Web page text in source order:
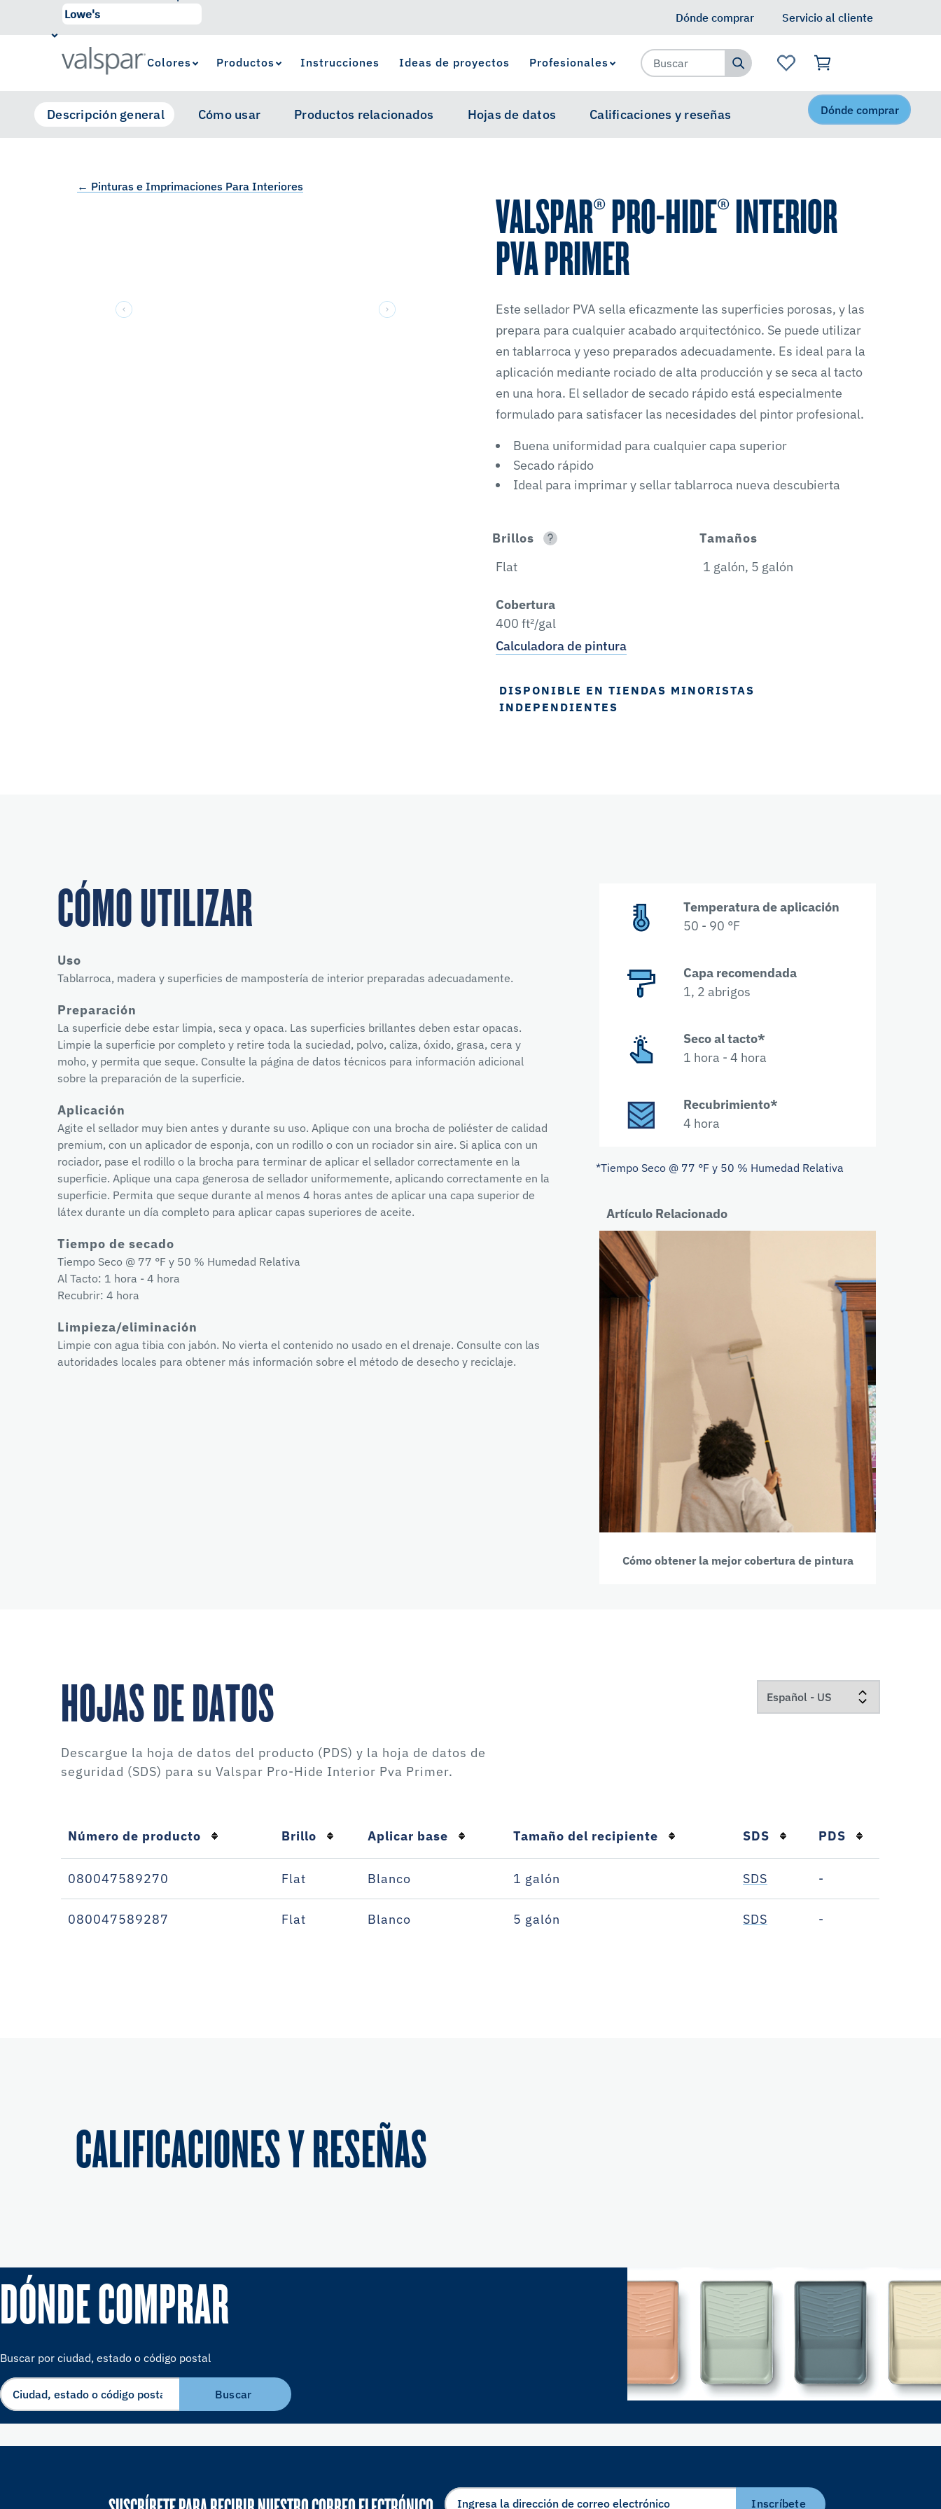
Dónde comprar
Servicio al cliente
Colores Productos Instrucciones Ideas de proyectos Profesionales
se ha agregado a favoritos. Ver Favoritos
Descripción general Cómo usar Productos relacionados Hojas de datos Calificaciones y reseñas Dónde comprar
← Pinturas e Imprimaciones Para Interiores VALSPAR® PRO-HIDE® INTERIOR
PVA PRIMER
Este sellador PVA sella eficazmente las superficies porosas, y las
prepara para cualquier acabado arquitectónico. Se puede utilizar
en tablarroca y yeso preparados adecuadamente. Es ideal para la
aplicación mediante rociado de alta producción y se seca al tacto
en una hora. El sellador de secado rápido está especialmente
formulado para satisfacer las necesidades del pintor profesional.
Buena uniformidad para cualquier capa superior
Secado rápido
Ideal para imprimar y sellar tablarroca nueva descubierta
Brillos
Flat
Tamaños
1 galón, 5 galón
Cobertura
400 ft²/gal
Calculadora de pintura
DISPONIBLE EN TIENDAS MINORISTAS
INDEPENDIENTES
CÓMO UTILIZAR
Uso
Tablarroca, madera y superficies de mampostería de interior preparadas adecuadamente.
Preparación
La superficie debe estar limpia, seca y opaca. Las superficies brillantes deben estar opacas.
Limpie la superficie por completo y retire toda la suciedad, polvo, caliza, óxido, grasa, cera y
moho, y permita que seque. Consulte la página de datos técnicos para información adicional
sobre la preparación de la superficie.
Aplicación
Agite el sellador muy bien antes y durante su uso. Aplique con una brocha de poliéster de calidad
premium, con un aplicador de esponja, con un rodillo o con un rociador sin aire. Si aplica con un
rociador, pase el rodillo o la brocha para terminar de aplicar el sellador correctamente en la
superficie. Aplique una capa generosa de sellador uniformemente, aplicando correctamente en la
superficie. Permita que seque durante al menos 4 horas antes de aplicar una capa superior de
látex durante un día completo para aplicar capas superiores de aceite.
Tiempo de secado
Tiempo Seco @ 77 °F y 50 % Humedad Relativa
Al Tacto: 1 hora - 4 hora
Recubrir: 4 hora
Limpieza/eliminación
Limpie con agua tibia con jabón. No vierta el contenido no usado en el drenaje. Consulte con las
autoridades locales para obtener más información sobre el método de desecho y reciclaje.
Temperatura de aplicación
50 - 90 °F
Capa recomendada
1, 2 abrigos
Seco al tacto*
1 hora - 4 hora
Recubrimiento*
4 hora
*Tiempo Seco @ 77 °F y 50 % Humedad Relativa
Artículo Relacionado
Cómo obtener la mejor cobertura de pintura
HOJAS DE DATOS
Descargue la hoja de datos del producto (PDS) y la hoja de datos de
seguridad (SDS) para suValspar Pro-Hide Interior Pva Primer.
Número de producto Brillo Aplicar base Tamaño del recipiente SDS PDS
080047589270 Flat Blanco 1 galón SDS -
080047589287 Flat Blanco 5 galón SDS -
CALIFICACIONES Y RESEÑAS
DÓNDE COMPRAR
Buscar por ciudad, estado o código postal
Buscar
Inscríbete